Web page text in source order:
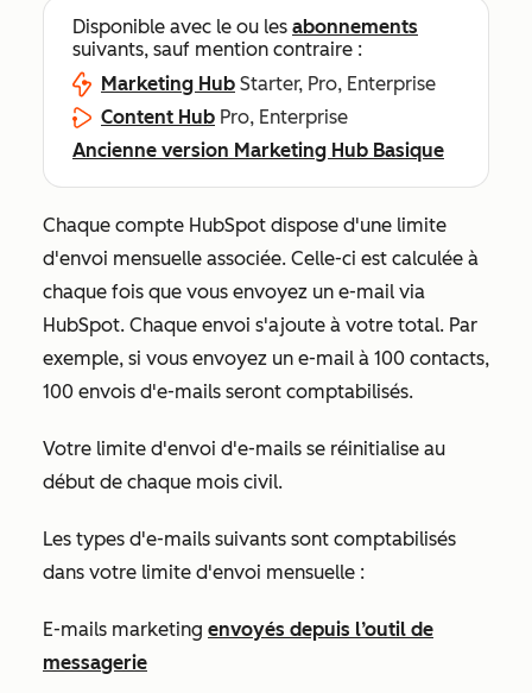
Disponible avec le ou les abonnements
suivants, sauf mention contraire :
Marketing Hub Starter, Pro, Enterprise
Content Hub Pro, Enterprise
Ancienne version Marketing Hub Basique
Chaque compte HubSpot dispose d'une limite
d'envoi mensuelle associée. Celle-ci est calculée à
chaque fois que vous envoyez un e-mail via
HubSpot. Chaque envoi s'ajoute à votre total. Par
exemple, si vous envoyez un e-mail à 100 contacts,
100 envois d'e-mails seront comptabilisés.
Votre limite d'envoi d'e-mails se réinitialise au
début de chaque mois civil.
Les types d'e-mails suivants sont comptabilisés
dans votre limite d'envoi mensuelle :
E-mails marketing envoyés depuis l’outil de
messagerie